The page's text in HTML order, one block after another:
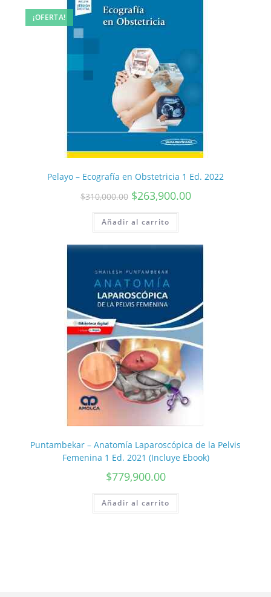
¡OFERTA!
Pelayo – Ecografía en Obstetricia 1 Ed. 2022
$310,000.00 $263,900.00
Añadir al carrito
Puntambekar – Anatomía Laparoscópica de la Pelvis
Femenina 1 Ed. 2021 (Incluye Ebook)
$779,900.00
Añadir al carrito